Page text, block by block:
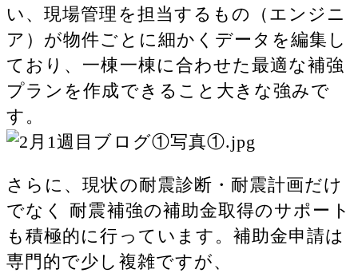
い、現場管理を担当するもの（エンジニ
ア）が物件ごとに細かくデータを編集し
ており、一棟一棟に合わせた最適な補強
プランを作成できること大きな強みで
す。
さらに、現状の耐震診断・耐震計画だけ
でなく 耐震補強の補助金取得のサポート
も積極的に行っています。補助金申請は
専門的で少し複雑ですが、